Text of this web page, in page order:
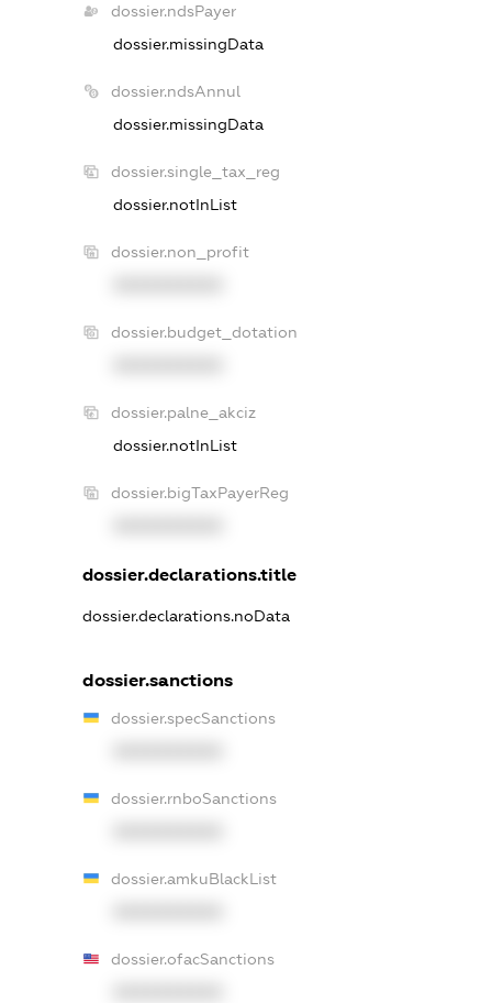
dossier.ndsPayer
dossier.missingData
dossier.ndsAnnul
dossier.missingData
dossier.single_tax_reg
dossier.notInList
dossier.non_profit
dossier.budget_dotation
dossier.palne_akciz
dossier.notInList
dossier.bigTaxPayerReg
dossier.declarations.title
dossier.declarations.noData
dossier.sanctions
dossier.specSanctions
dossier.rnboSanctions
dossier.amkuBlackList
dossier.ofacSanctions